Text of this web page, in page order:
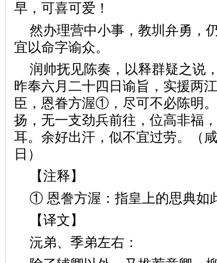
早，可喜可爱！
然办理营中小事，教圳弁勇，
宜以命字谕众。
润帅抚见陈奏，以释群疑之说
昨奉六月二十四日谕旨，实援两
臣，恩眷方渥①，尽可不必陈明
扬，无一支劲兵前往，位高非福
耳。余好出汗，似不宜过劳。（
日）
【注释】
① 恩誊方渥：指皇上的思典如
【译文】
沅弟、季弟左右：